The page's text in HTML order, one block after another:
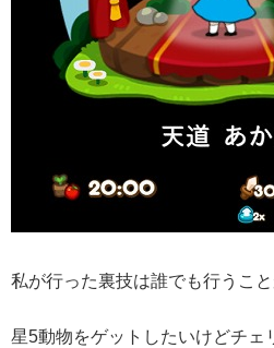
私が行った裏技は誰でも行うこと
星5動物をゲットしたいけどチ